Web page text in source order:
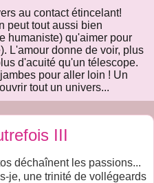
au contact étincelant!
peut tout aussi bien
humaniste) qu'aimer pour
L'amour donne de voir, plus
d'acuité qu'un télescope.
pour aller loin ! Un
tout un univers...
III
déchaînent les passions...
je, une trinité de vollégeards